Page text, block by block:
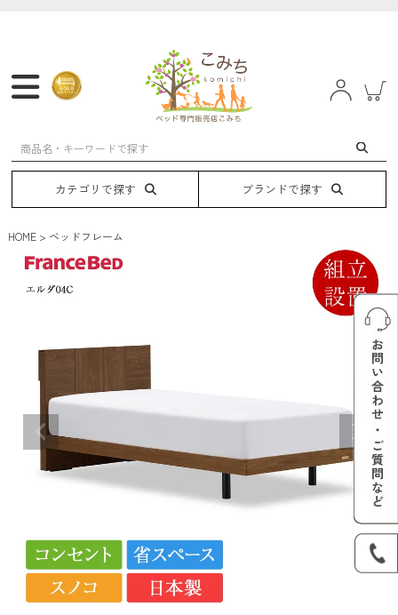
マットレス フレーム ベッド 電動ベッド
カテゴリで探す ブランドで探す
HOME ベッドフレーム